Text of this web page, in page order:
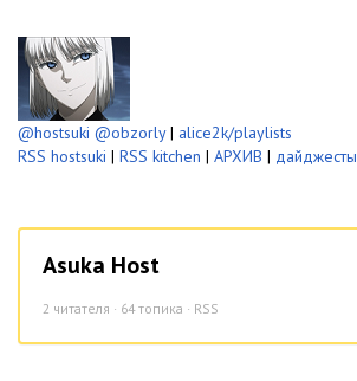
@hostsuki @obzorly| alice2k/playlists
RSS hostsuki | RSS kitchen | АРХИВ | дайджесты
Asuka Host
2 читателя · 64 топика · RSS